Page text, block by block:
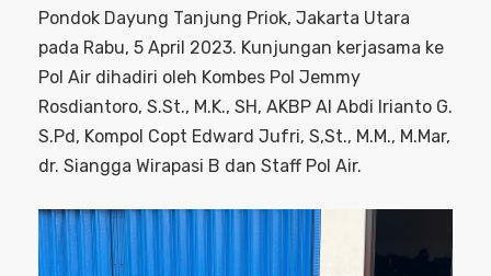
Pondok Dayung Tanjung Priok, Jakarta Utara
pada Rabu, 5 April 2023. Kunjungan kerjasama ke
Pol Air dihadiri oleh Kombes Pol Jemmy
Rosdiantoro, S.St., M.K., SH, AKBP Al Abdi Irianto G.
S.Pd, Kompol Copt Edward Jufri, S,St., M.M., M.Mar,
dr. Siangga Wirapasi B dan Staff Pol Air.